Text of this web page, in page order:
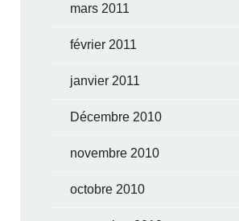
mars 2011
février 2011
janvier 2011
Décembre 2010
novembre 2010
octobre 2010